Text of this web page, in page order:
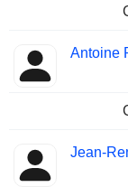
Antoine
Jean-